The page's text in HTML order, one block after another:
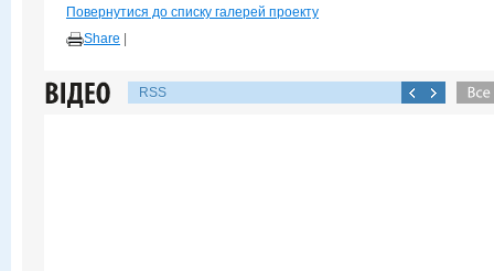
Повернутися до списку галерей проекту
Share
RSS